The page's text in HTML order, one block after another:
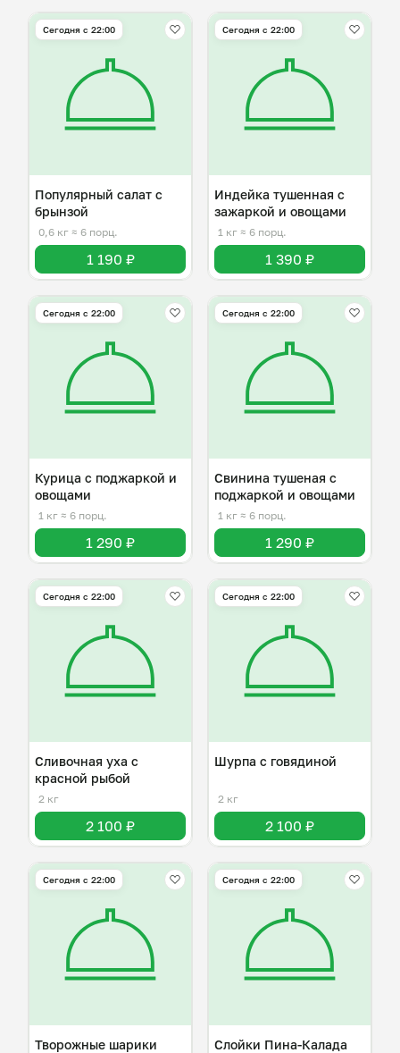
Сегодня с 22:00
Популярный салат с
брынзой
0,6 кг ≈ 6 порц.
1 190 ₽
Сегодня с 22:00
Индейка тушенная с
зажаркой и овощами
1 кг ≈ 6 порц.
1 390 ₽
Сегодня с 22:00
Курица с поджаркой и
овощами
1 кг ≈ 6 порц.
1 290 ₽
Сегодня с 22:00
Свинина тушеная с
поджаркой и овощами
1 кг ≈ 6 порц.
1 290 ₽
Сегодня с 22:00
Сливочная уха с
красной рыбой
2 кг
2 100 ₽
Сегодня с 22:00
Шурпа с говядиной
2 кг
2 100 ₽
Сегодня с 22:00
Творожные шарики
Сегодня с 22:00
Слойки Пина-Калада